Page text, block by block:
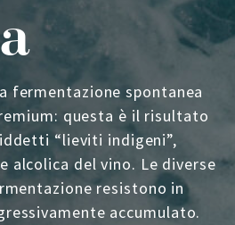
fermentazione spontanea
questa è il risultato
“lieviti indigeni”,
alcolica del vino. Le diverse
resistono in
accumulato.